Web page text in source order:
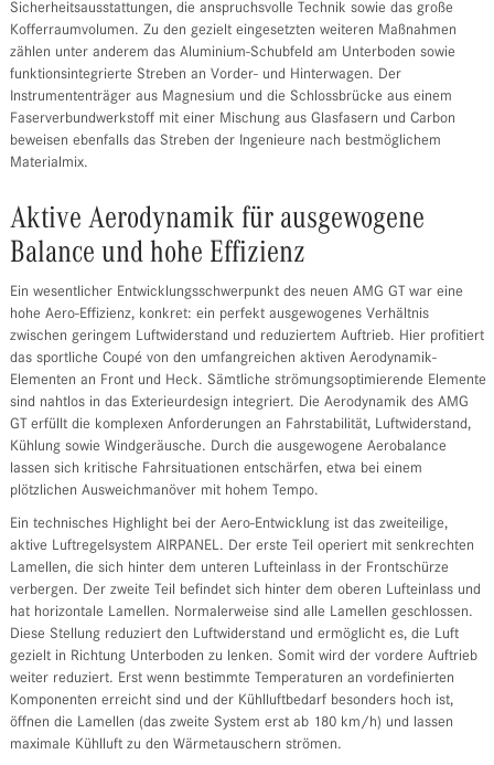
Sicherheitsausstattungen, die anspruchsvolle Technik sowie das große
Kofferraumvolumen. Zu den gezielt eingesetzten weiteren Maßnahmen
zählen unter anderem das Aluminium-Schubfeld am Unterboden sowie
funktionsintegrierte Streben an Vorder- und Hinterwagen. Der
Instrumententräger aus Magnesium und die Schlossbrücke aus einem
Faserverbundwerkstoff mit einer Mischung aus Glasfasern und Carbon
beweisen ebenfalls das Streben der Ingenieure nach bestmöglichem
Materialmix.
Aktive Aerodynamik für ausgewogene
Balance und hohe Effizienz
Ein wesentlicher Entwicklungsschwerpunkt des neuen AMG GT war eine
hohe Aero-Effizienz, konkret: ein perfekt ausgewogenes Verhältnis
zwischen geringem Luftwiderstand und reduziertem Auftrieb. Hier profitiert
das sportliche Coupé von den umfangreichen aktiven Aerodynamik-
Elementen an Front und Heck. Sämtliche strömungsoptimierende Elemente
sind nahtlos in das Exterieurdesign integriert. Die Aerodynamik des AMG
GT erfüllt die komplexen Anforderungen an Fahrstabilität, Luftwiderstand,
Kühlung sowie Windgeräusche. Durch die ausgewogene Aerobalance
lassen sich kritische Fahrsituationen entschärfen, etwa bei einem
plötzlichen Ausweichmanöver mit hohem Tempo.
Ein technisches Highlight bei der Aero-Entwicklung ist das zweiteilige,
aktive Luftregelsystem AIRPANEL. Der erste Teil operiert mit senkrechten
Lamellen, die sich hinter dem unteren Lufteinlass in der Frontschürze
verbergen. Der zweite Teil befindet sich hinter dem oberen Lufteinlass und
hat horizontale Lamellen. Normalerweise sind alle Lamellen geschlossen.
Diese Stellung reduziert den Luftwiderstand und ermöglicht es, die Luft
gezielt in Richtung Unterboden zu lenken. Somit wird der vordere Auftrieb
weiter reduziert. Erst wenn bestimmte Temperaturen an vordefinierten
Komponenten erreicht sind und der Kühlluftbedarf besonders hoch ist,
öffnen die Lamellen (das zweite System erst ab 180 km/h) und lassen
maximale Kühlluft zu den Wärmetauschern strömen.